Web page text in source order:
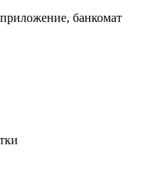
банкомат